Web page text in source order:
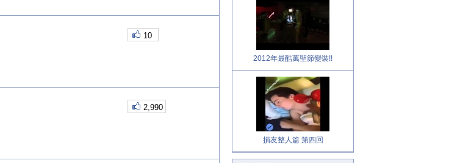
10
2,990
2012年最酷萬聖節變裝!!
損友整人篇 第四回